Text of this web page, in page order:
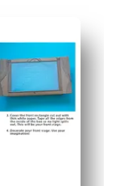
knippen en op
terwijl
feestjes en
silhouetten